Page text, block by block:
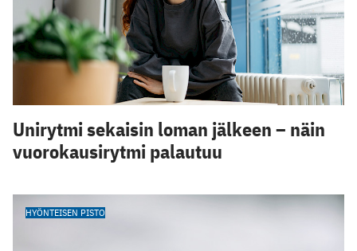
Unirytmi sekaisin loman jälkeen – näin
vuorokausirytmi palautuu
HYÖNTEISEN PISTO